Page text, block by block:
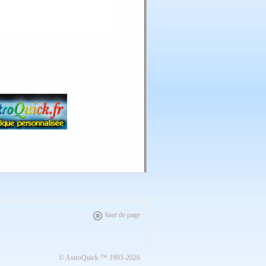
haut de page
© AstroQuick ™ 1993-2026